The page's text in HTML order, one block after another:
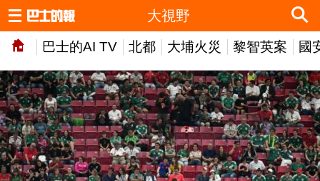
巴士的AI TV 北都 大埔火災 黎智英案 國
大視野